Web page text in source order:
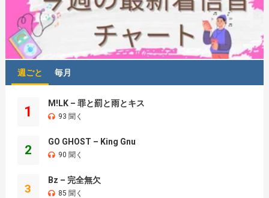
週ごと 毎月
1
M!LK – 罪と罰と雨とキス
93 聞く
2
GO GHOST – King Gnu
90 聞く
3
Bz – 完全無欠
85 聞く